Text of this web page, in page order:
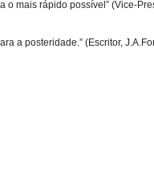
o mais rápido possível” (Vice-
a posteridade.” (Escritor,